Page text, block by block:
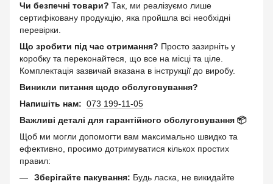
Чи безпечні товари? Так, ми реалізуємо лише
сертифіковану продукцію, яка пройшла всі необхідні
перевірки.
Що зробити під час отримання? Просто зазирніть у
коробку та переконайтеся, що все на місці та ціле.
Комплектація зазвичай вказана в інструкції до виробу.
Виникли питання щодо обслуговування?
Напишіть нам: 073 199-11-05
Важливі деталі для гарантійного обслуговування 📦
Щоб ми могли допомогти вам максимально швидко та
ефективно, просимо дотримуватися кількох простих
правил:
Зберігайте пакування: Будь ласка, не викидайте